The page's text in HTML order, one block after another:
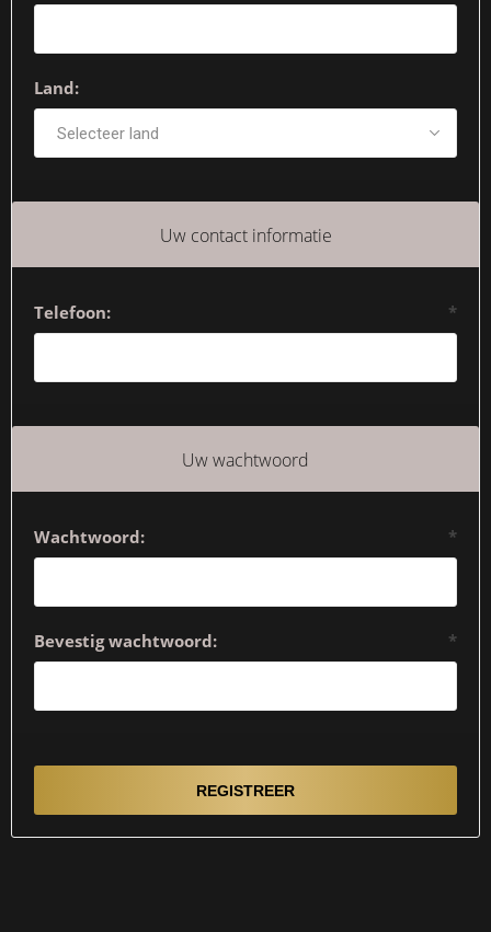
Land:
Uw contact informatie
Telefoon: *
Uw wachtwoord
Wachtwoord: *
Bevestig wachtwoord: *